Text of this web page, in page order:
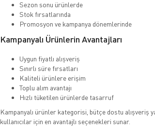
Sezon sonu ürünlerde
Stok fırsatlarında
Promosyon ve kampanya dönemlerinde
Kampanyalı Ürünlerin Avantajları
Uygun fiyatlı alışveriş
Sınırlı süre fırsatları
Kaliteli ürünlere erişim
Toplu alım avantajı
Hızlı tüketilen ürünlerde tasarruf
Kampanyalı ürünler kategorisi, bütçe dostu alışveriş
kullanıcılar için en avantajlı seçenekleri sunar.